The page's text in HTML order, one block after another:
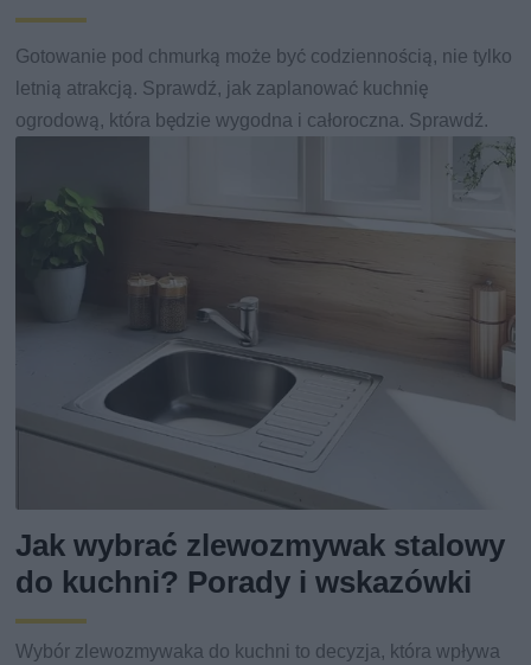
Gotowanie pod chmurką może być codziennością, nie tylko
letnią atrakcją. Sprawdź, jak zaplanować kuchnię
ogrodową, która będzie wygodna i całoroczna. Sprawdź.
Jak wybrać zlewozmywak stalowy
do kuchni? Porady i wskazówki
Wybór zlewozmywaka do kuchni to decyzja, która wpływa